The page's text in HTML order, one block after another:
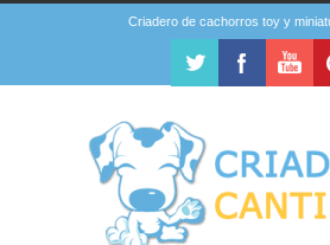
Criadero de cachorros toy y